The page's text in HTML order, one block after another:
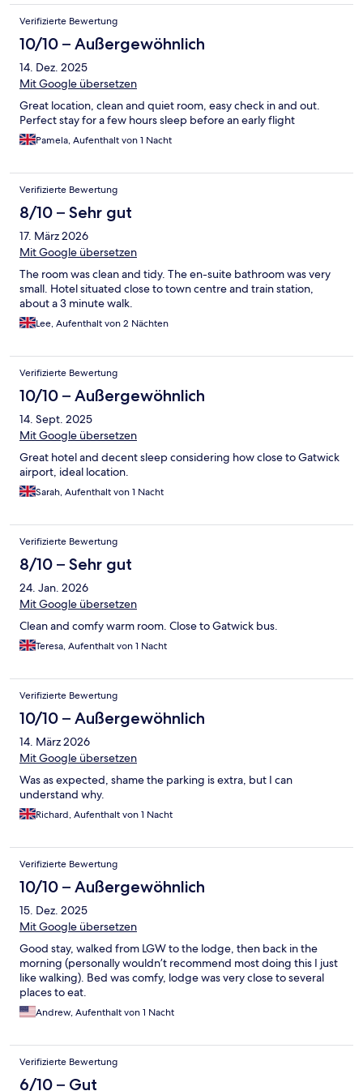
Verifizierte Bewertung
10/10 – Außergewöhnlich
14. Dez. 2025
Mit Google übersetzen
Great location, clean and quiet room, easy check in and out.
Perfect stay for a few hours sleep before an early flight
Pamela, Aufenthalt von 1 Nacht
Verifizierte Bewertung
8/10 – Sehr gut
17. März 2026
Mit Google übersetzen
The room was clean and tidy. The en-suite bathroom was very
small. Hotel situated close to town centre and train station,
about a 3 minute walk.
Lee, Aufenthalt von 2 Nächten
Verifizierte Bewertung
10/10 – Außergewöhnlich
14. Sept. 2025
Mit Google übersetzen
Great hotel and decent sleep considering how close to Gatwick
airport, ideal location.
Sarah, Aufenthalt von 1 Nacht
Verifizierte Bewertung
8/10 – Sehr gut
24. Jan. 2026
Mit Google übersetzen
Clean and comfy warm room. Close to Gatwick bus.
Teresa, Aufenthalt von 1 Nacht
Verifizierte Bewertung
10/10 – Außergewöhnlich
14. März 2026
Mit Google übersetzen
Was as expected, shame the parking is extra, but I can
understand why.
Richard, Aufenthalt von 1 Nacht
Verifizierte Bewertung
10/10 – Außergewöhnlich
15. Dez. 2025
Mit Google übersetzen
Good stay, walked from LGW to the lodge, then back in the
morning (personally wouldn’t recommend most doing this I just
like walking). Bed was comfy, lodge was very close to several
places to eat.
Andrew, Aufenthalt von 1 Nacht
Verifizierte Bewertung
6/10 – Gut